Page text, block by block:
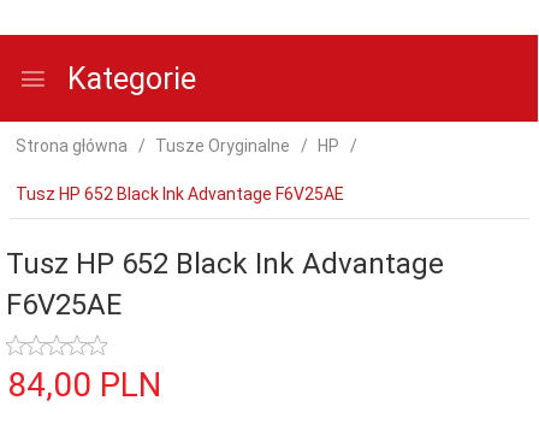
Kategorie
Strona główna Tusze Oryginalne HP
Tusz HP 652 Black Ink Advantage F6V25AE
Tusz HP 652 Black Ink Advantage
F6V25AE
84,00 PLN